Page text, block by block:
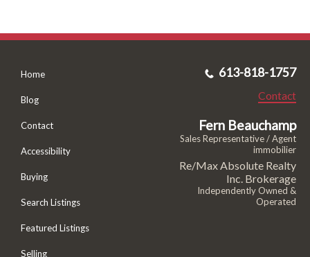
Home
Blog
Contact
Accessibility
Buying
Search Listings
Featured Listings
Selling
613-818-1757
Contact
Fern Beauchamp
Sales Representative / Agent
immobilier
Re/Max Absolute Realty
Inc. Brokerage
Independently Owned &
Operated